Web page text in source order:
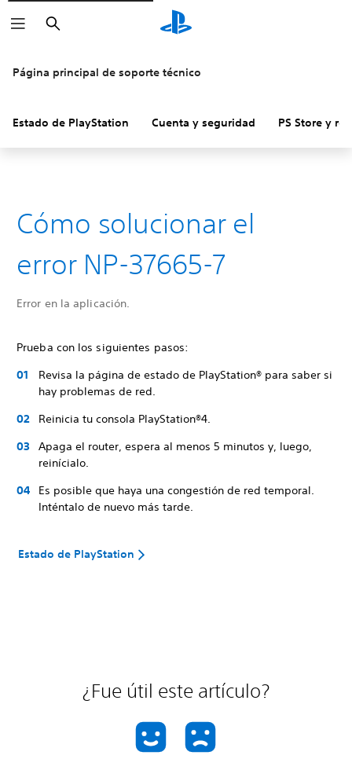
Buscar
Página principal de soporte técnico
Estado de PlayStation Cuenta y seguridad PS Store y
Cómo solucionar el
error NP-37665-7
Error en la aplicación.
Prueba con los siguientes pasos:
Revisa la página de estado de PlayStation® para saber si
hay problemas de red.
Reinicia tu consola PlayStation®4.
Apaga el router, espera al menos 5 minutos y, luego,
reinícialo.
Es posible que haya una congestión de red temporal.
Inténtalo de nuevo más tarde.
Estado de PlayStation
¿Fue útil este artículo?